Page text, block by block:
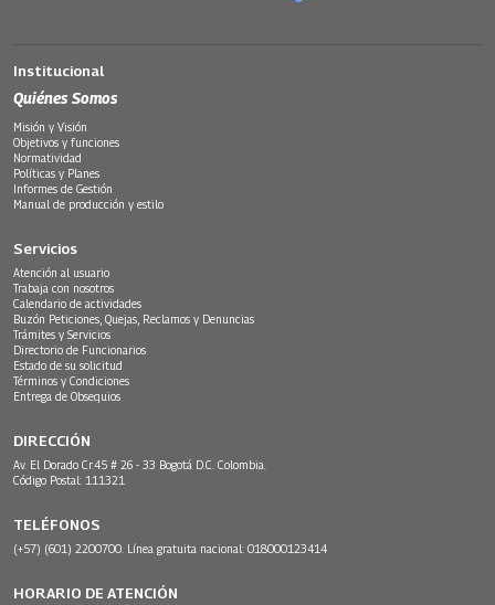
Institucional
Quiénes Somos
Misión y Visión
Objetivos y funciones
Normatividad
Políticas y Planes
Informes de Gestión
Manual de producción y estilo
Servicios
Atención al usuario
Trabaja con nosotros
Calendario de actividades
Buzón Peticiones, Quejas, Reclamos y Denuncias
Trámites y Servicios
Directorio de Funcionarios
Estado de su solicitud
Términos y Condiciones
Entrega de Obsequios
DIRECCIÓN
Av. El Dorado Cr.45 # 26 - 33 Bogotá D.C. Colombia.
Código Postal: 111321
TELÉFONOS
(+57) (601) 2200700. Línea gratuita nacional: 018000123414
HORARIO DE ATENCIÓN